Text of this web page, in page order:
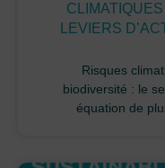
LEVIERS
Risques
biodiversité : le
équation de